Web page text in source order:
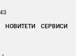
НОВИТЕТИ
СЕРВИСИ